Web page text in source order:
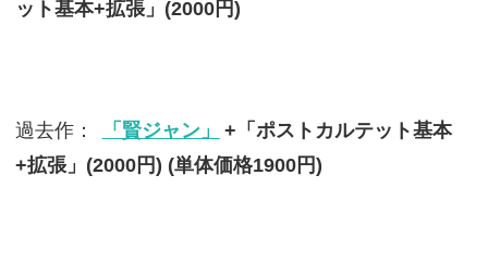
ット基本+拡張」(2000円)
過去作： 「賢ジャン」
+「ポストカルテット基本
+拡張」(2000円) (単体価格1900円)